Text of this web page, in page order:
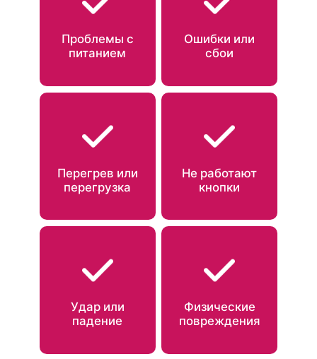
Проблемы с
питанием
Ошибки или
сбои
Перегрев или
перегрузка
Не работают
кнопки
Удар или
падение
Физические
повреждения